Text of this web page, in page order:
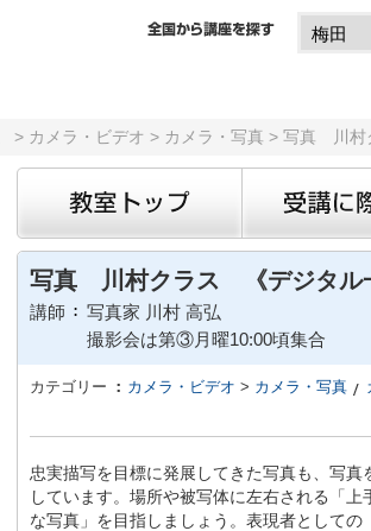
> カメラ・ビデオ > カメラ・写真 > 写真 川
写真 川村クラス 《デジタル
講師
写真家 川村 高弘
撮影会は第③月曜10:00頃集合
カテゴリー カメラ・ビデオ > カメラ・写真
忠実描写を目標に発展してきた写真も、写真
しています。場所や被写体に左右される「上
な写真」を目指しましょう。表現者としての